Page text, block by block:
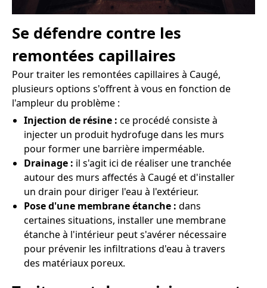
Se défendre contre les
remontées capillaires
Pour traiter les remontées capillaires à Caugé,
plusieurs options s'offrent à vous en fonction de
l'ampleur du problème :
Injection de résine : ce procédé consiste à
injecter un produit hydrofuge dans les murs
pour former une barrière imperméable.
Drainage : il s'agit ici de réaliser une tranchée
autour des murs affectés à Caugé et d'installer
un drain pour diriger l'eau à l'extérieur.
Pose d'une membrane étanche : dans
certaines situations, installer une membrane
étanche à l'intérieur peut s'avérer nécessaire
pour prévenir les infiltrations d'eau à travers
des matériaux poreux.